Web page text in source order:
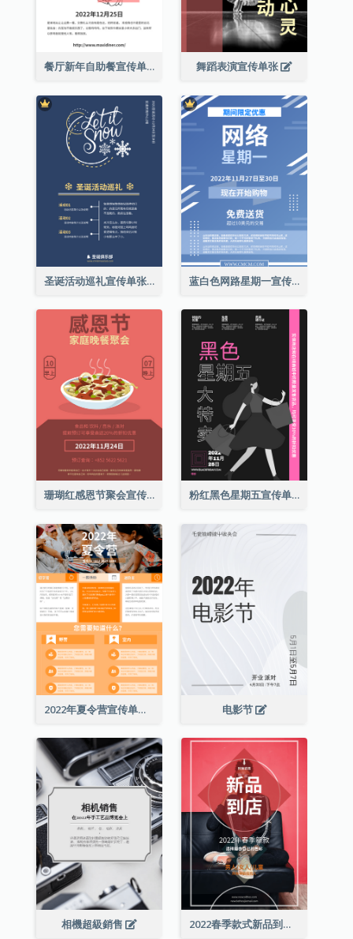
餐厅新年自助餐宣传单张 舞蹈表演宣传单张
圣诞活动巡礼宣传单张(附介绍) 蓝白色网路星期一宣传单张
珊瑚红感恩节聚会宣传单张 粉红黑色星期五宣传单张
2022年夏令营宣传单张 电影节
相機超級銷售 2022春季款式新品到店宣传单张